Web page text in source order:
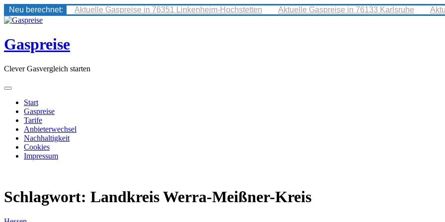
Neu berechnet: Aktuelle Gaspreise in 76351 Linkenheim-Hochstetten Aktuelle Gaspreise in 76133 Karlsruhe
Skip
content
Gaspreise
Clever Gasvergleich starten
Start
Gaspreise
Tarife
Anbieterwechsel
Nachhaltigkeit
Cookies
Impressum
Schlagwort: Landkreis Werra-Meißner-Kreis